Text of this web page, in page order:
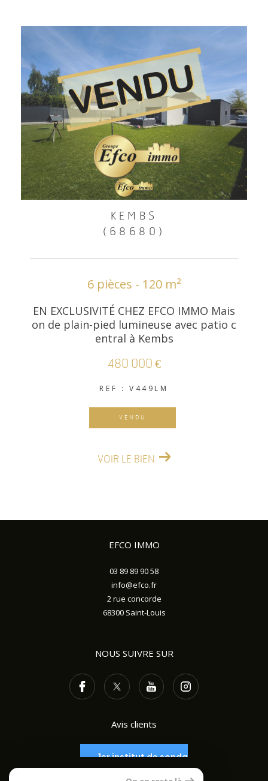
KEMBS
(68680)
6 pièces - 120 m²
EN EXCLUSIVITÉ CHEZ EFCO IMMO Mais
on de plain-pied lumineuse avec patio c
entral à Kembs
480 000 €
REF : V449LM
VENDU
VOIR LE BIEN
EFCO IMMO
03 89 89 90 58
info@efco.fr
2 rue concorde
68300
Saint-Louis
NOUS SUIVRE SUR
Avis clients